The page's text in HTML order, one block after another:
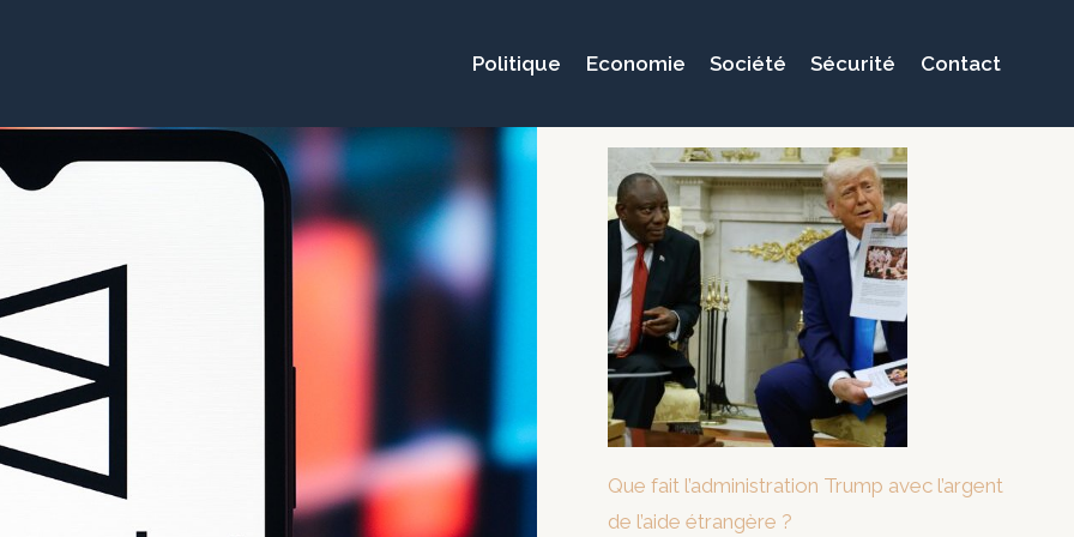
Politique Economie Société Sécurité Contact
Que fait l’administration Trump avec l’argent
de l’aide étrangère ?